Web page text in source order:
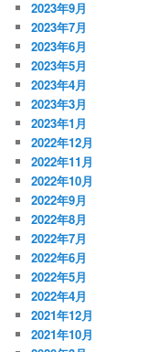
2023年9月
2023年7月
2023年6月
2023年5月
2023年4月
2023年3月
2023年1月
2022年12月
2022年11月
2022年10月
2022年9月
2022年8月
2022年7月
2022年6月
2022年5月
2022年4月
2021年12月
2021年10月